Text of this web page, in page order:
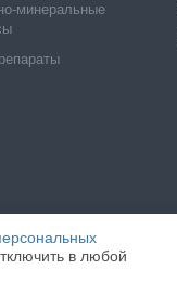
минеральные
в любой